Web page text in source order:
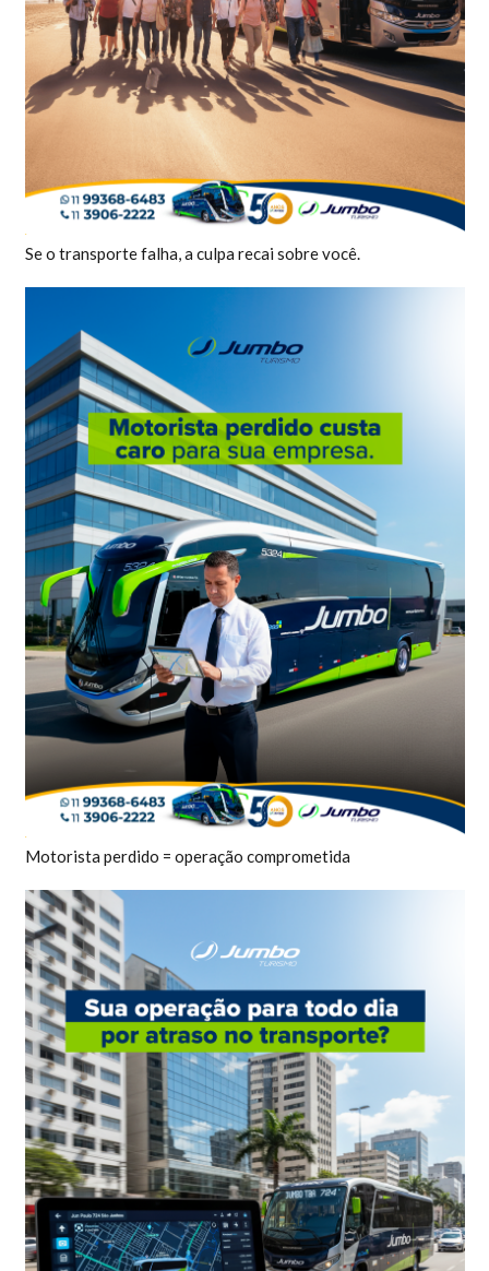
Se o transporte falha, a culpa recai sobre você.
Motorista perdido = operação comprometida